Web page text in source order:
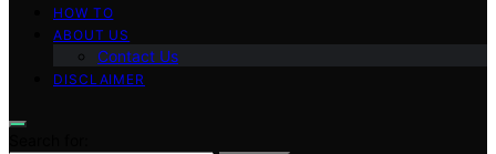
HOW TO
ABOUT US
Contact Us
DISCLAIMER